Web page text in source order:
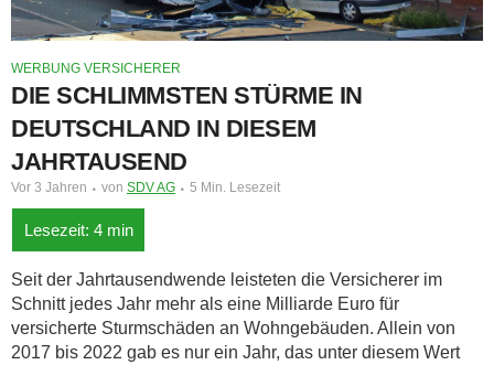
WERBUNG VERSICHERER
DIE SCHLIMMSTEN STÜRME IN
DEUTSCHLAND IN DIESEM
JAHRTAUSEND
Vor 3 Jahren von SDV AG 5 Min. Lesezeit
Seit der Jahrtausendwende leisteten die Versicherer im
Schnitt jedes Jahr mehr als eine Milliarde Euro für
versicherte Sturmschäden an Wohngebäuden. Allein von
2017 bis 2022 gab es nur ein Jahr, das unter diesem Wert